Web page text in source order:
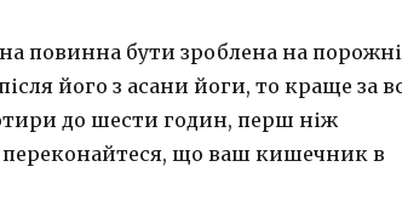
повинна бути зроблена на
його з асани йоги, то краще за
до шести годин, перш ніж
переконайтеся, що ваш кишечник в